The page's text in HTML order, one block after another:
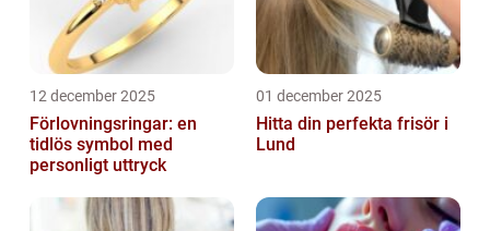
12 december 2025
Förlovningsringar: en
tidlös symbol med
personligt uttryck
01 december 2025
Hitta din perfekta frisör i
Lund